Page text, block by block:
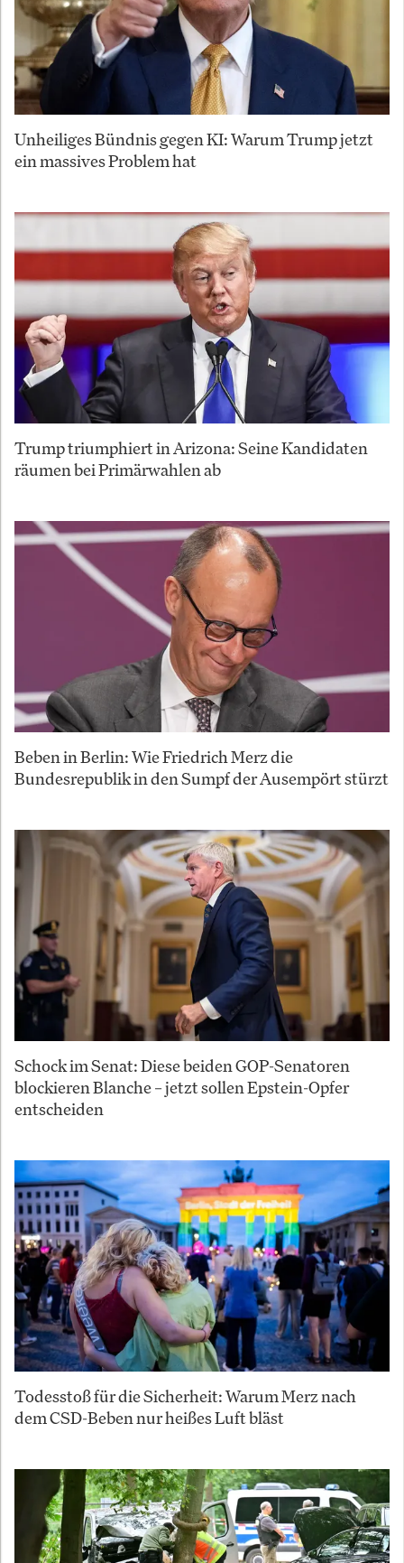
Unheiliges Bündnis gegen KI: Warum Trump jetzt
ein massives Problem hat
Trump triumphiert in Arizona: Seine Kandidaten
räumen bei Primärwahlen ab
Beben in Berlin: Wie Friedrich Merz die
Bundesrepublik in den Sumpf der Ausempört stürzt
Schock im Senat: Diese beiden GOP-Senatoren
blockieren Blanche – jetzt sollen Epstein-Opfer
entscheiden
Todesstoß für die Sicherheit: Warum Merz nach
dem CSD-Beben nur heißes Luft bläst